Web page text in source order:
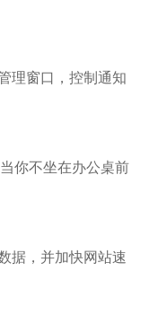
理窗口，控制通知
你不坐在办公桌前
据，并加快网站速